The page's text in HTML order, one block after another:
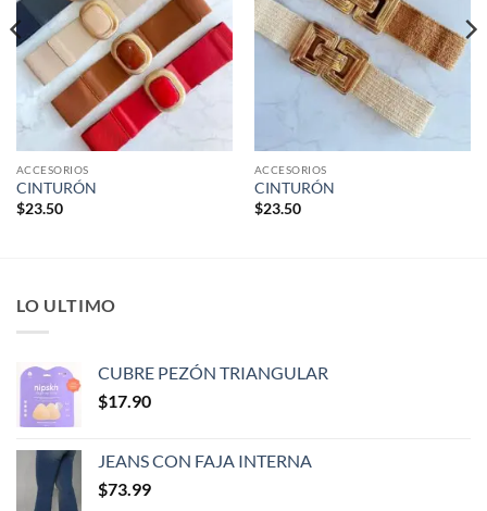
ACCESORIOS
CINTURÓN
$23.50
ACCESORIOS
CINTURÓN
$23.50
LO ULTIMO
CUBRE PEZÓN TRIANGULAR
$17.90
JEANS CON FAJA INTERNA
$73.99